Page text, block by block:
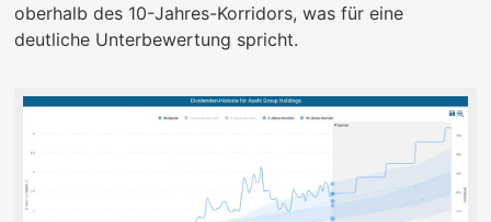
oberhalb des 10-Jahres-Korridors, was für eine
deutliche Unterbewertung spricht.